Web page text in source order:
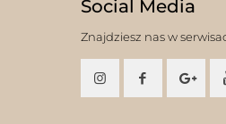
Social Media
Znajdziesz nas w